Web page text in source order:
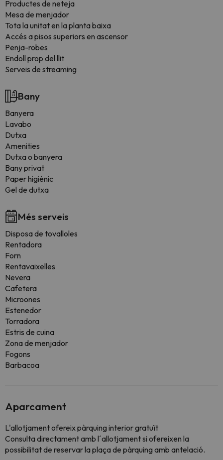
Productes de neteja
Mesa de menjador
Tota la unitat en la planta baixa
Accés a pisos superiors en ascensor
Penja-robes
Endoll prop del llit
Serveis de streaming
Bany
Banyera
Lavabo
Dutxa
Amenities
Dutxa o banyera
Bany privat
Paper higiènic
Gel de dutxa
Més serveis
Disposa de tovalloles
Rentadora
Forn
Rentavaixelles
Nevera
Cafetera
Microones
Estenedor
Torradora
Estris de cuina
Zona de menjador
Fogons
Barbacoa
Aparcament
L'allotjament ofereix pàrquing interior gratuït
Consulta directament amb l´allotjament si ofereixen la
possibilitat de reservar la plaça de pàrquing amb antelació.